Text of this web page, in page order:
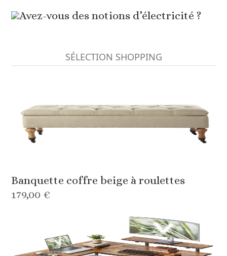
Avez-vous des notions d’électricité ?
SÉLECTION SHOPPING
Banquette coffre beige à roulettes
179,00 €